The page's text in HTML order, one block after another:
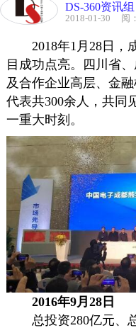
DS-360资
2018-01-30 阅
2018年1月28日，
目成功点亮。四川省
及合作企业高层、金
代表共300余人，共同
一重大时刻。
2016年9月28日
总投资280亿元、